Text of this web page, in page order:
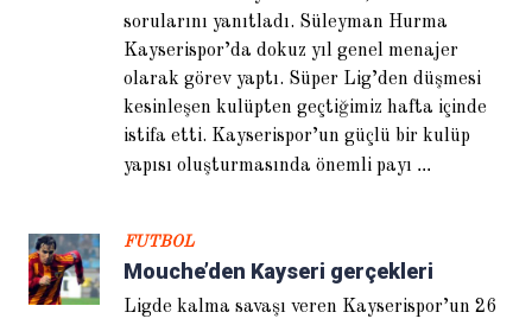
BIZI TAKIP EDIN
sorularını yanıtladı. Süleyman Hurma
Kayserispor’da dokuz yıl genel menajer
olarak görev yaptı. Süper Lig’den düşmesi
kesinleşen kulüpten geçtiğimiz hafta içinde
istifa etti. Kayserispor’un güçlü bir kulüp
yapısı oluşturmasında önemli payı ...
FUTBOL
Mouche’den Kayseri gerçekleri
Ligde kalma savaşı veren Kayserispor’un 26